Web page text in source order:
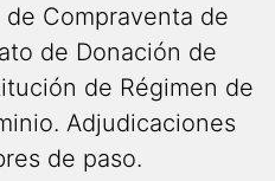
Compraventa de
de Donación de
de Régimen de
Adjudicaciones
de paso.